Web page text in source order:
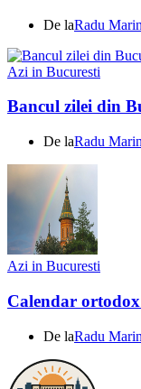
De laRadu
Azi in Bucuresti
Bancul zilei din
De laRadu
Azi in Bucuresti
Calendar
De laRadu